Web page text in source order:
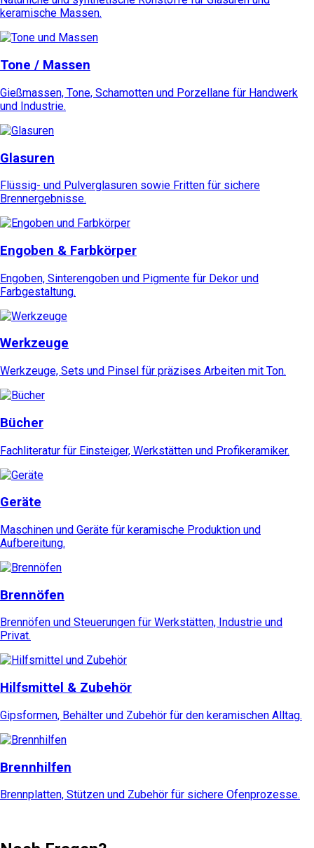
keramische Massen.
Tone / Massen
Gießmassen, Tone, Schamotten und Porzellane für Handwerk
und Industrie.
Glasuren
Flüssig- und Pulverglasuren sowie Fritten für sichere
Brennergebnisse.
Engoben & Farbkörper
Engoben, Sinterengoben und Pigmente für Dekor und
Farbgestaltung.
Werkzeuge
Werkzeuge, Sets und Pinsel für präzises Arbeiten mit Ton.
Bücher
Fachliteratur für Einsteiger, Werkstätten und Profikeramiker.
Geräte
Maschinen und Geräte für keramische Produktion und
Aufbereitung.
Brennöfen
Brennöfen und Steuerungen für Werkstätten, Industrie und
Privat.
Hilfsmittel & Zubehör
Gipsformen, Behälter und Zubehör für den keramischen Alltag.
Brennhilfen
Brennplatten, Stützen und Zubehör für sichere Ofenprozesse.